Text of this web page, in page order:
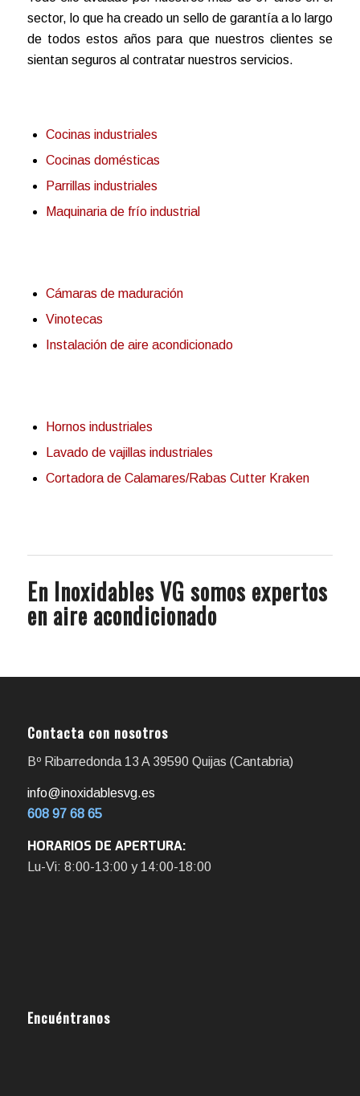
sector, lo que ha creado un sello de garantía a lo largo
de todos estos años para que nuestros clientes se
sientan seguros al contratar nuestros servicios.
Cocinas industriales
Cocinas domésticas
Parrillas industriales
Maquinaria de frío industrial
Cámaras de maduración
Vinotecas
Instalación de aire acondicionado
Hornos industriales
Lavado de vajillas industriales
Cortadora de Calamares/Rabas Cutter Kraken
En Inoxidables VG somos expertos
en aire acondicionado
Contacta con nosotros
Bº Ribarredonda 13 A 39590 Quijas (Cantabria)
info@inoxidablesvg.es
608 97 68 65
HORARIOS DE APERTURA:
Lu-Vi: 8:00-13:00 y 14:00-18:00
Encuéntranos